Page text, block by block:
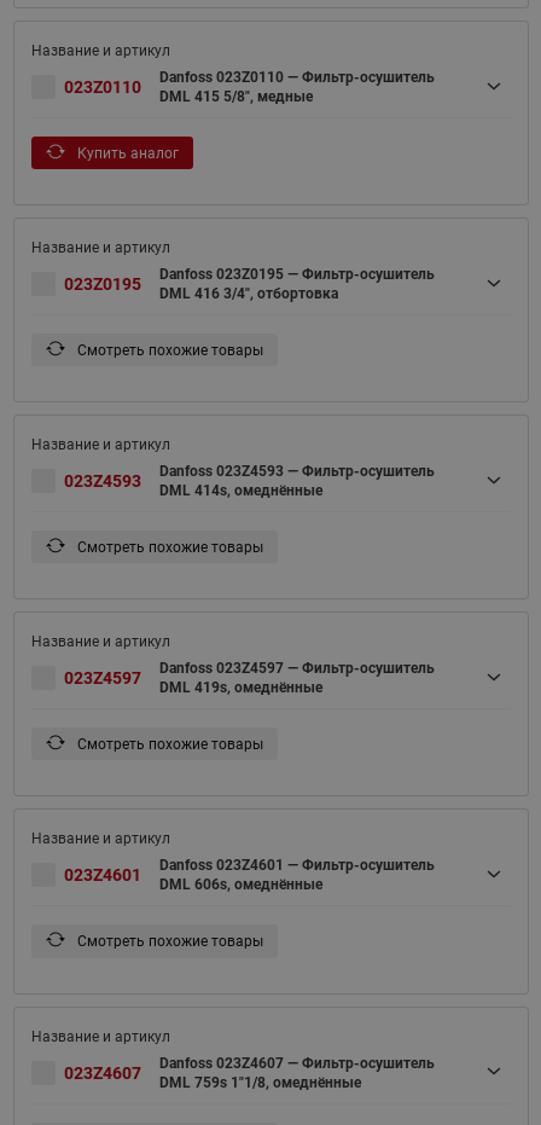
023Z0110
Danfoss 023Z0110 — Фильтр-осушитель
DML 415 5/8", медные
Купить аналог
023Z0195
Danfoss 023Z0195 — Фильтр-осушитель
DML 416 3/4", отбортовка
Смотреть похожие товары
023Z4593
Danfoss 023Z4593 — Фильтр-осушитель
DML 414s, омеднённые
Смотреть похожие товары
023Z4597
Danfoss 023Z4597 — Фильтр-осушитель
DML 419s, омеднённые
Смотреть похожие товары
023Z4601
Danfoss 023Z4601 — Фильтр-осушитель
DML 606s, омеднённые
Смотреть похожие товары
023Z4607
Danfoss 023Z4607 — Фильтр-осушитель
DML 759s 1"1/8, омеднённые